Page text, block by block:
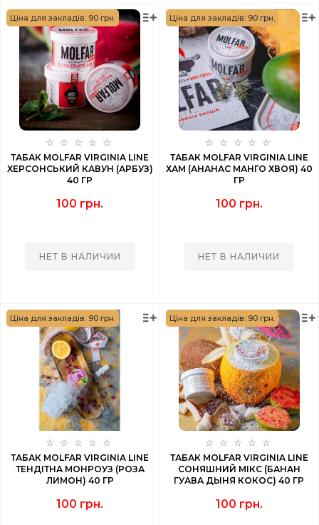
Ціна для закладів: 90 грн.
ТАБАК MOLFAR VIRGINIA LINE
ХЕРСОНСЬКИЙ КАВУН (АРБУЗ)
40 ГР
100 грн.
НЕТ В НАЛИЧИИ
Ціна для закладів: 90 грн.
ТАБАК MOLFAR VIRGINIA LINE
ХАМ (АНАНАС МАНГО ХВОЯ) 40
ГР
100 грн.
НЕТ В НАЛИЧИИ
Ціна для закладів: 90 грн.
ТАБАК MOLFAR VIRGINIA LINE
ТЕНДІТНА МОНРОУЗ (РОЗА
ЛИМОН) 40 ГР
100 грн.
Ціна для закладів: 90 грн.
ТАБАК MOLFAR VIRGINIA LINE
СОНЯШНИЙ МІКС (БАНАН
ГУАВА ДЫНЯ КОКОС) 40 ГР
100 грн.